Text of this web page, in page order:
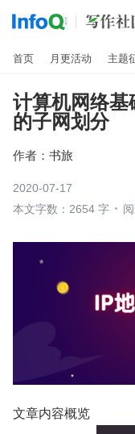
首页 月更活动 主题
计算机网络
的子网划分
作者： 书旅
2020-07-17
本文字数：2654 字
文章内容概览